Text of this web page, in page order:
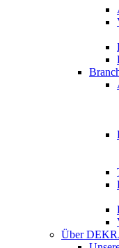
Über